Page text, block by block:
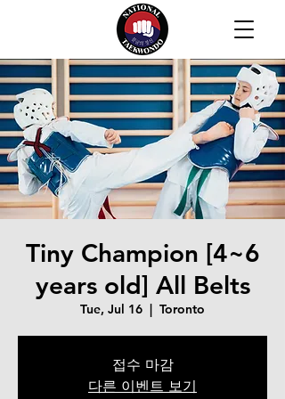
Tiny Champion [4~6
years old] All Belts
Tue, Jul 16
  |
Toronto
접수 마감
다른 이벤트 보기